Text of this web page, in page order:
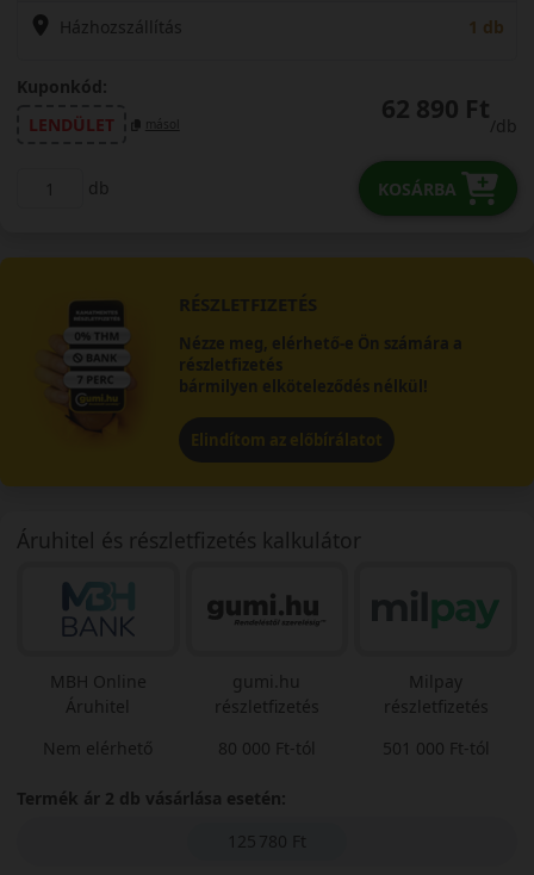
Házhozszállítás 1 db
Kuponkód:
LENDÜLET
másol 62 890 Ft
/db
db KOSÁRBA
RÉSZLETFIZETÉS
Nézze meg, elérhető-e Ön számára a
részletfizetés
bármilyen elköteleződés nélkül!
Elindítom az előbírálatot
Áruhitel és részletfizetés kalkulátor
MBH Online
Áruhitel
Nem elérhető
gumi.hu
részletfizetés
80 000 Ft-tól
Milpay
részletfizetés
501 000 Ft-tól
Termék ár 2 db vásárlása esetén:
125 780 Ft